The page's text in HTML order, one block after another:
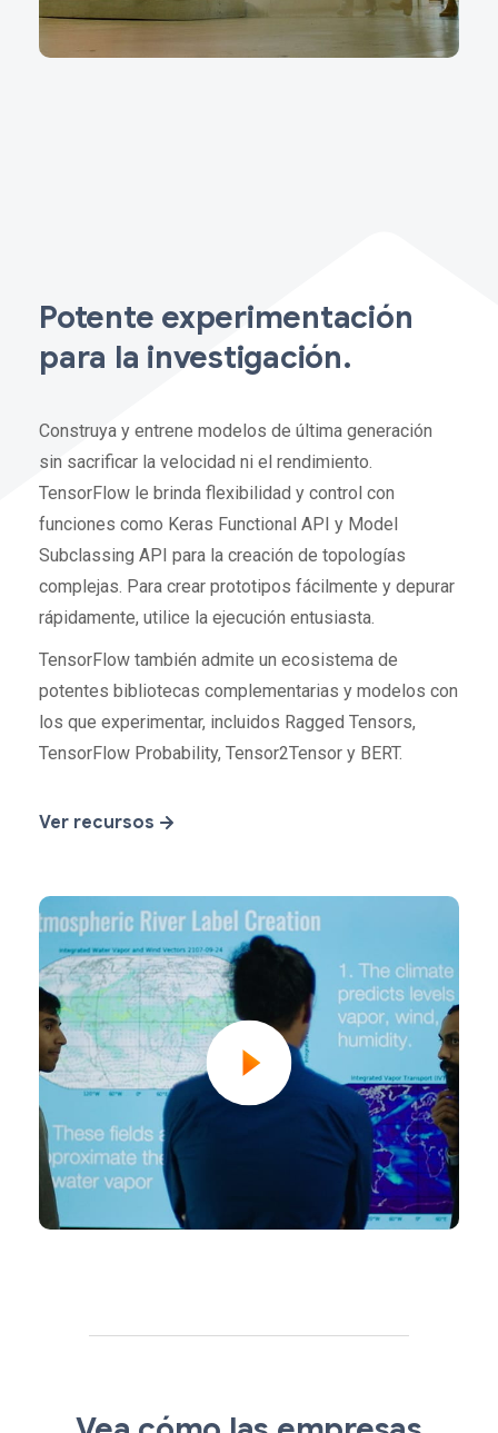
Potente experimentación
para la investigación.
Construya y entrene modelos de última generación
sin sacrificar la velocidad ni el rendimiento.
TensorFlow le brinda flexibilidad y control con
funciones como Keras Functional API y Model
Subclassing API para la creación de topologías
complejas. Para crear prototipos fácilmente y depurar
rápidamente, utilice la ejecución entusiasta.
TensorFlow también admite un ecosistema de
potentes bibliotecas complementarias y modelos con
los que experimentar, incluidos Ragged Tensors,
TensorFlow Probability, Tensor2Tensor y BERT.
Ver recursos